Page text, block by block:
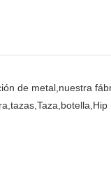
de metal,nuestra